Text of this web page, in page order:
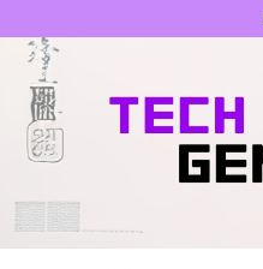
Skip
content